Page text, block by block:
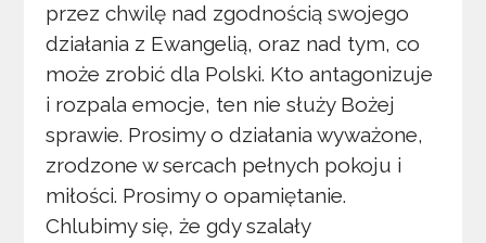
przez chwilę nad zgodnością swojego
działania z Ewangelią, oraz nad tym, co
może zrobić dla Polski. Kto antagonizuje
i rozpala emocje, ten nie służy Bożej
sprawie. Prosimy o działania wyważone,
zrodzone w sercach pełnych pokoju i
miłości. Prosimy o opamiętanie.
Chlubimy się, że gdy szalały